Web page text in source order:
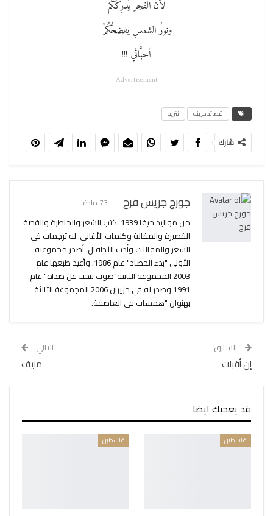
لأنَّ الفجرَ يُدرِكُكُم
ونورُ الشمسِ يفضحُكُمْ
أحبَّائي !!!
- Advertisement -
قصائد حزينه نثريه
شارك
جورج جريس فرح 73 مادة
من مواليد حيفا 1939 ،كتب الشعر والخاطرة والقصة
القصيرة والمقالة وكلمات الأغاني. له ترجمات في
الشعر والمقالات وأدب الأطفال. أصدر مجموعته
الأولى "بدء الحصاد" عام 1986، وأعيد طبعها عام
2003 المجموعة الثانية"صوت يبحث عن صداه" عام
1991 وصدر له في حزيران 2006 المجموعة الثالثة
بهنوان "همسات في العاصفة.
السابق
إن أقبلت
التالي
منيف
قد يعجبك ايضا
فلسطين فلسطين